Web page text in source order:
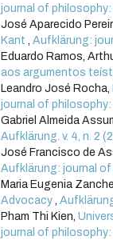
journal of
José Aparecido
Kant,Aufklärung:
Eduardo Ramos,
aos argumentos
Leandro José Rocha,
journal of philosophy:
Gabriel Almeida
Aufklärung. v. 4, n. 2
José Francisco de
Aufklärung: journal of
Maria Eugenia
Advocacy,
Pham Thi Kien,
journal of